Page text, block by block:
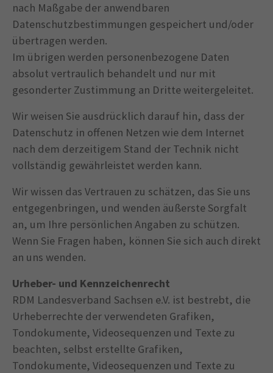
nach Maßgabe der anwendbaren
Datenschutzbestimmungen gespeichert und/oder
übertragen werden.
Im übrigen werden personenbezogene Daten
absolut vertraulich behandelt und nur mit
gesonderter Zustimmung an Dritte weitergeleitet.
Wir weisen Sie ausdrücklich darauf hin, dass der
Datenschutz in offenen Netzen wie dem Internet
nach dem derzeitigem Stand der Technik nicht
vollständig gewährleistet werden kann.
Wir wissen das Vertrauen zu schätzen, das Sie uns
entgegenbringen, und wenden äußerste Sorgfalt
an, um Ihre persönlichen Angaben zu schützen.
Wenn Sie Fragen haben, können Sie sich auch direkt
an uns wenden.
Urheber- und Kennzeichenrecht
RDM Landesverband Sachsen e.V. ist bestrebt, die
Urheberrechte der verwendeten Grafiken,
Tondokumente, Videosequenzen und Texte zu
beachten, selbst erstellte Grafiken,
Tondokumente, Videosequenzen und Texte zu